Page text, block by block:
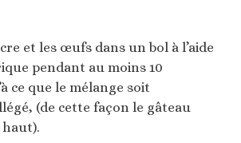
et les œufs dans un bol à l’aide
pendant au moins 10
ce que le mélange soit
(de cette façon le gâteau